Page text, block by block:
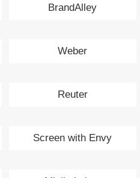
BrandAlley
Weber
Reuter
Screen with Envy